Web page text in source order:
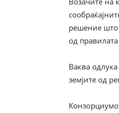
решение што
од
Ваква
земјите од